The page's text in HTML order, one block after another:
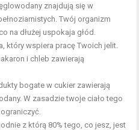
znajdują się w
Twój organizm
na dłużej uspokaja głód.
który wspiera pracę Twoich jelit.
i chleb zawierają
bogate w cukier zawierają
W zasadzie twoje ciało tego
z którą 80% tego, co jesz, jest